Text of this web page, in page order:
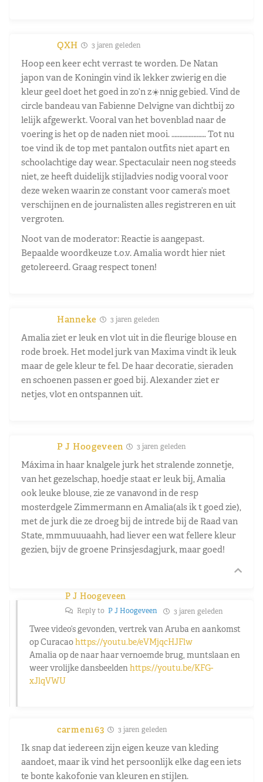
QXH 3 jaren geleden
Hoop een keer echt verrast te worden. De Natan
japon van de Koningin vind ik lekker zwierig en die
kleur geel doet het goed in zo’n z☀️nnig gebied. Vind de
circle bandeau van Fabienne Delvigne van dichtbij zo
lelijk afgewerkt. Vooral van het bovenblad naar de
voering is het op de naden niet mooi. …………………. Tot nu
toe vind ik de top met pantalon outfits niet apart en
schoolachtige day wear. Spectaculair neen nog steeds
niet, ze heeft duidelijk stijladvies nodig vooral voor
deze weken waarin ze constant voor camera’s moet
verschijnen en de journalisten alles registreren en uit
vergroten.
Noot van de moderator: Reactie is aangepast.
Bepaalde woordkeuze t.o.v. Amalia wordt hier niet
getolereerd. Graag respect tonen!
Hanneke 3 jaren geleden
Amalia ziet er leuk en vlot uit in die fleurige blouse en
rode broek. Het model jurk van Maxima vindt ik leuk
maar de gele kleur te fel. De haar decoratie, sieraden
en schoenen passen er goed bij. Alexander ziet er
netjes, vlot en ontspannen uit.
P J Hoogeveen 3 jaren geleden
Máxima in haar knalgele jurk het stralende zonnetje,
van het gezelschap, hoedje staat er leuk bij, Amalia
ook leuke blouse, zie ze vanavond in de resp
mosterdgele Zimmermann en Amalia(als ik t goed zie),
met de jurk die ze droeg bij de intrede bij de Raad van
State, mmmuuuaahh, had liever een wat fellere kleur
gezien, bijv de groene Prinsjesdagjurk, maar goed!
P J Hoogeveen
Reply to P J Hoogeveen 3 jaren geleden
Twee video’s gevonden, vertrek van Aruba en aankomst
op Curacaohttps://youtu.be/eVMjqcHJFlw
Amalia op de naar haar vernoemde brug, muntslaan en
weer vrolijke dansbeelden https://youtu.be/KFG-
xJlqVWU
carmen163 3 jaren geleden
Ik snap dat iedereen zijn eigen keuze van kleding
aandoet, maar ik vind het persoonlijk elke dag een iets
te bonte kakofonie van kleuren en stijlen.